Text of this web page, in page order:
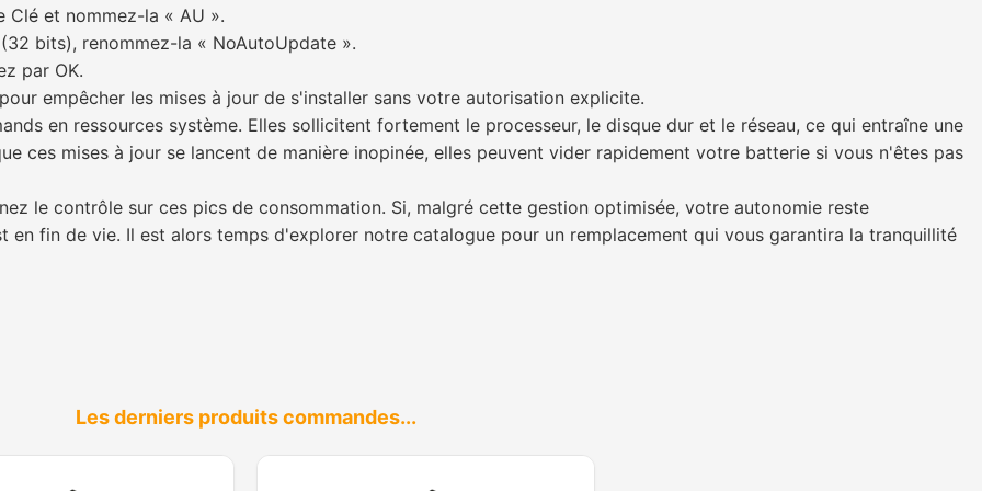
Clé et nommez-la « AU ».
bits), renommez-la « NoAutoUpdate ».
par OK.
empêcher les mises à jour de s'installer sans votre autorisation explicite.
en ressources système. Elles sollicitent fortement le processeur, le disque dur et le réseau, ce qui entraîne une
ces mises à jour se lancent de manière inopinée, elles peuvent vider rapidement votre batterie si vous n'êtes pas
le contrôle sur ces pics de consommation. Si, malgré cette gestion optimisée, votre autonomie reste
fin de vie. Il est alors temps d'explorer notre catalogue pour un remplacement qui vous garantira la tranquillité
Les derniers produits commandes...